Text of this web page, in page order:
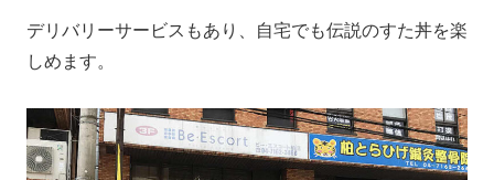
デリバリーサービスもあり、自宅でも伝説のすた丼を楽
しめます。